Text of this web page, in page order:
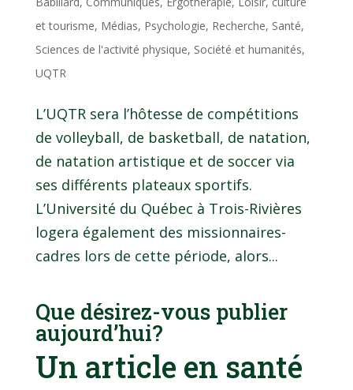
et tourisme, Médias, Psychologie, Recherche, Santé,
Sciences de l'activité physique, Société et humanités,
UQTR
L’UQTR sera l’hôtesse de compétitions
de volleyball, de basketball, de natation,
de natation artistique et de soccer via
ses différents plateaux sportifs.
L’Université du Québec à Trois-Rivières
logera également des missionnaires-
cadres lors de cette période, alors...
Que désirez-vous publier
aujourd’hui?
Un article en santé